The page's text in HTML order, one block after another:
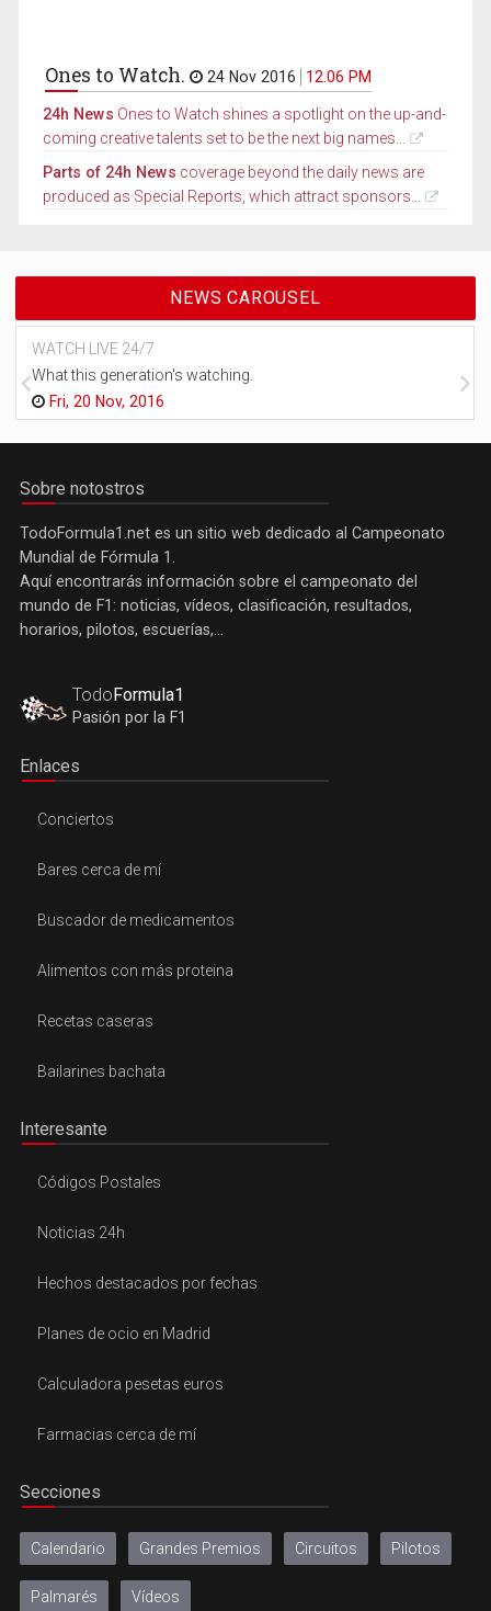
Ones to Watch. 24 Nov 2016 12.06 PM
24h News Ones to Watch shines a spotlight on the up-and-
coming creative talents set to be the next big names...
Parts of 24h News coverage beyond the daily news are
produced as Special Reports, which attract sponsors...
NEWS CAROUSEL
WATCH LIVE 24/7
What this generation's watching.
Fri, 20 Nov, 2016
Sobre notostros
TodoFormula1.net es un sitio web dedicado al Campeonato
Mundial de Fórmula 1.
Aquí encontrarás información sobre el campeonato del
mundo de F1: noticias, vídeos, clasificación, resultados,
horarios, pilotos, escuerías,...
TodoFormula1
Pasión por la F1
Enlaces
Conciertos
Bares cerca de mí
Buscador de medicamentos
Alimentos con más proteina
Recetas caseras
Bailarines bachata
Interesante
Códigos Postales
Noticias 24h
Hechos destacados por fechas
Planes de ocio en Madrid
Calculadora pesetas euros
Farmacias cerca de mí
Secciones
Calendario Grandes Premios Circuitos Pilotos
Palmarés Vídeos